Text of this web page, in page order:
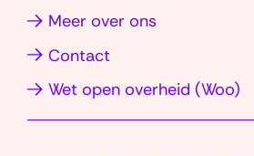
Meer over ons
venster)
Contact
Wet open overheid (Woo)
in